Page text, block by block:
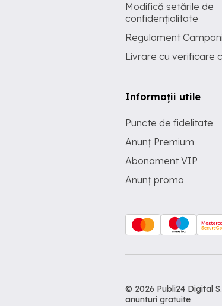
Modifică setările de
confidențialitate
Regulament
Livrare cu verificare
Informații utile
Puncte de fidelitate
Anunț Premium
Abonament VIP
Anunț promo
© 2026 Publi24 Digital
anunturi gratuite